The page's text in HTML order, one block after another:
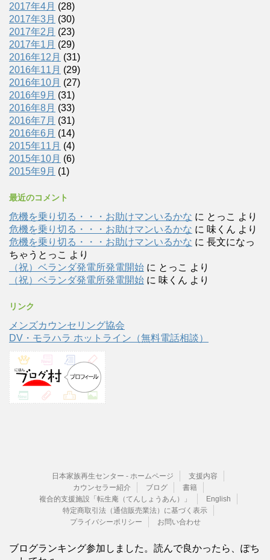
2017年4月 (28)
2017年3月 (30)
2017年2月 (23)
2017年1月 (29)
2016年12月 (31)
2016年11月 (29)
2016年10月 (27)
2016年9月 (31)
2016年8月 (33)
2016年7月 (31)
2016年6月 (14)
2015年11月 (4)
2015年10月 (6)
2015年9月 (1)
最近のコメント
危機を乗り切る・・・お助けマンいるかな に とっこ より
危機を乗り切る・・・お助けマンいるかな に 味くん より
危機を乗り切る・・・お助けマンいるかな に 長文になっ
ちゃうとっこ より
（祝）ベランダ発電所発電開始 に とっこ より
（祝）ベランダ発電所発電開始 に 味くん より
リンク
メンズカウンセリング協会
DV・モラハラ ホットライン（無料電話相談）
日本家族再生センター - ホームページ
支援内容
カウンセラー紹介
ブログ
書籍
複合的支援施設「転生庵（てんしょうあん）」
English
特定商取引法（通信販売業法）に基づく表示
プライバシーポリシー
お問い合わせ
ブログランキング参加しました。読んで良かったら、ぽち